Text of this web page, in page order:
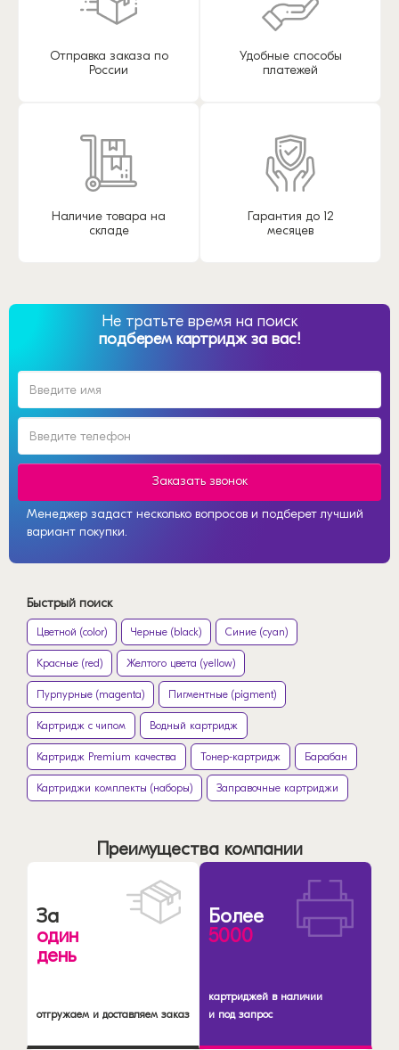
Отправка заказа по
России
Удобные способы
платежей
Наличие товара на
складе
Гарантия до 12
месяцев
Не тратьте время на поиск
подберем картридж за вас!
Заказать звонок
Менеджер задаст несколько вопросов и подберет лучший
вариант покупки.
Быстрый поиск
Цветной (color) Черные (black) Синие (cyan)
Красные (red) Желтого цвета (yellow)
Пурпурные (magenta) Пигментные (pigment)
Картридж с чипом Водный картридж
Картридж Premium качества Тонер-картридж Барабан
Картриджи комплекты (наборы) Заправочные картриджи
Преимущества компании
За
один
день
отгружаем и доставляем заказ
Более
5000
картриджей в наличии
и под запрос